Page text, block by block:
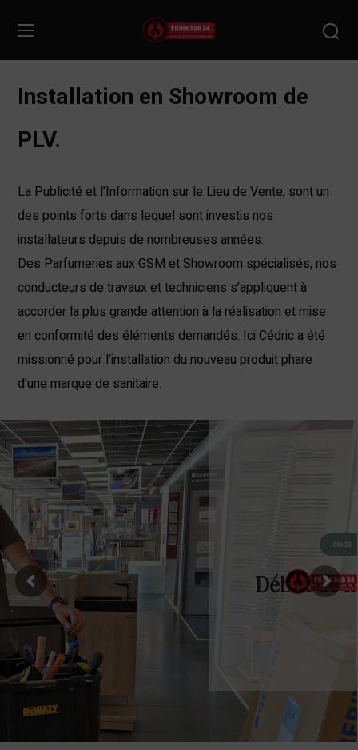
Installation en Showroom de
PLV.
La Publicité et l’Information sur le Lieu de Vente, sont un
des points forts dans lequel sont investis nos
installateurs depuis de nombreuses années.
Des Parfumeries aux GSM et Showroom spécialisés, nos
conducteurs de travaux et techniciens s’appliquent à
accorder la plus grande attention à la réalisation et mise
en conformité des éléments demandés. Ici Cédric a été
missionné pour l’installation du nouveau produit phare
d’une marque de sanitaire.
08h35
Début de